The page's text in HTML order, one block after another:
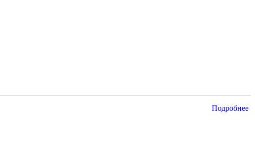
Подробнее